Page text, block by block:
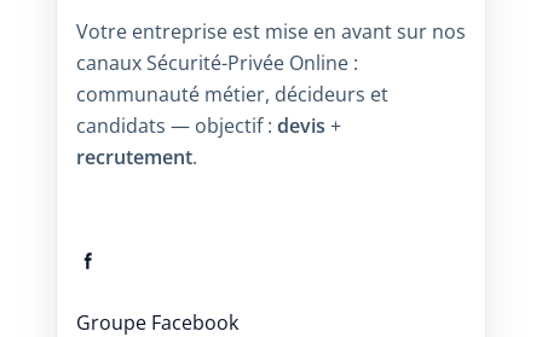
Votre entreprise est mise en avant sur nos
canaux Sécurité-Privée Online :
communauté métier, décideurs et
candidats — objectif : devis +
recrutement.
Groupe Facebook